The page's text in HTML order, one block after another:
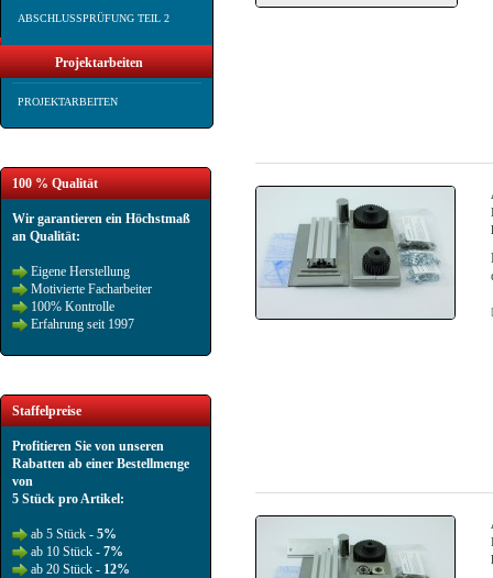
ABSCHLUSSPRÜFUNG TEIL 2
Projektarbeiten
PROJEKTARBEITEN
100 % Qualität
Wir garantieren ein Höchstmaß
an Qualität:
Eigene Herstellung
Motivierte Facharbeiter
100% Kontrolle
Erfahrung seit 1997
Staffelpreise
Profitieren Sie von unseren
Rabatten ab einer Bestellmenge
von
5 Stück pro Artikel:
ab 5 Stück - 5%
ab 10 Stück - 7%
ab 20 Stück - 12%